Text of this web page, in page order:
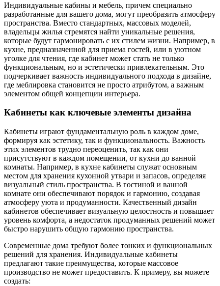
Индивидуальные кабины и мебель, причем специально
разработанные для вашего дома, могут преобразить атмосферу
пространства. Вместо стандартных, массовых моделей,
владельцы жилья стремятся найти уникальные решения,
которые будут гармонировать с их стилем жизни. Например, в
кухне, предназначенной для приема гостей, или в уютном
уголке для чтения, где кабинет может стать не только
функциональным, но и эстетически привлекательным. Это
подчеркивает важность индивидуального подхода в дизайне,
где меблировка становится не просто атрибутом, а важным
элементом общей концепции интерьера.
Кабинеты как ключевые элементы дизайна
Кабинеты играют фундаментальную роль в каждом доме,
формируя как эстетику, так и функциональность. Важность
этих элементов трудно переоценить, так как они
присутствуют в каждом помещении, от кухни до ванной
комнаты. Например, в кухне кабинеты служат основным
местом для хранения кухонной утвари и запасов, определяя
визуальный стиль пространства. В гостиной и ванной
комнате они обеспечивают порядок и гармонию, создавая
атмосферу уюта и продуманности. Качественный дизайн
кабинетов обеспечивает визуальную целостность и повышает
уровень комфорта, а недостаток продуманных решений может
быстро нарушить общую гармонию пространства.
Современные дома требуют более тонких и функциональных
решений для хранения. Индивидуальные кабинеты
предлагают такие преимущества, которые массовое
производство не может предоставить. К примеру, вы можете
создать: